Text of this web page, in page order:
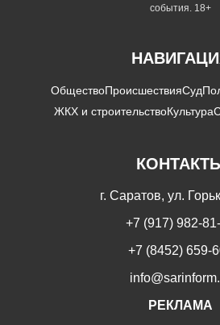
события. 18+
ОбществоПроисшествияСуд
ЖКХ и строительствоКультура
г. Саратов, ул.
+7 (917) 982-
+7 (8452) 659-
РЕКЛАМА